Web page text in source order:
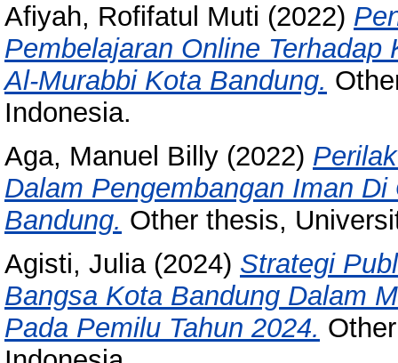
Afiyah, Rofifatul Muti (2022)
Pembelajaran Online
Al-Murabbi Kota Bandung.
Indonesia.
Aga, Manuel Billy (2022)
Dalam Pengembangan Iman
Bandung. Other thesis,
Agisti, Julia(2024) Strategi
Bangsa Kota Bandung Dalam
Pada Pemilu Tahun 2024.